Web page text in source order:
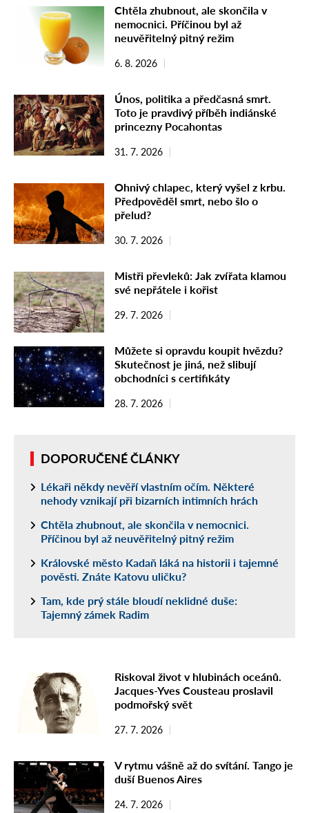
Chtěla zhubnout, ale skončila v
nemocnici. Příčinou byl až
neuvěřitelný pitný režim
6. 8. 2026
Únos, politika a předčasná smrt.
Toto je pravdivý příběh indiánské
princezny Pocahontas
31. 7. 2026
Ohnivý chlapec, který vyšel z krbu.
Předpověděl smrt, nebo šlo o
přelud?
30. 7. 2026
Mistři převleků: Jak zvířata klamou
své nepřátele i kořist
29. 7. 2026
Můžete si opravdu koupit hvězdu?
Skutečnost je jiná, než slibují
obchodníci s certifikáty
28. 7. 2026
DOPORUČENÉ ČLÁNKY
Lékaři někdy nevěří vlastním očím. Některé
nehody vznikají při bizarních intimních hrách
Chtěla zhubnout, ale skončila v nemocnici.
Příčinou byl až neuvěřitelný pitný režim
Královské město Kadaň láká na historii i tajemné
pověsti. Znáte Katovu uličku?
Tam, kde prý stále bloudí neklidné duše:
Tajemný zámek Radim
Riskoval život v hlubinách oceánů.
Jacques-Yves Cousteau proslavil
podmořský svět
27. 7. 2026
V rytmu vášně až do svítání. Tango je
duší Buenos Aires
24. 7. 2026